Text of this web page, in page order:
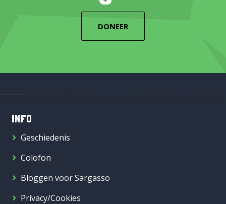
DONEER
INFO
Geschiedenis
Colofon
Bloggen voor Sargasso
Privacy/Cookies